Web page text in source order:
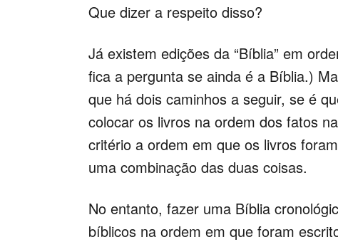
Que dizer a respeito disso?
Já existem edições da “Bíblia” em
fica a pergunta se ainda é a Bíblia.)
que há dois caminhos a seguir, se é
colocar os livros na ordem dos fatos
critério a ordem em que os livros
uma combinação das duas coisas.
No entanto, fazer uma Bíblia
bíblicos na ordem em que foram